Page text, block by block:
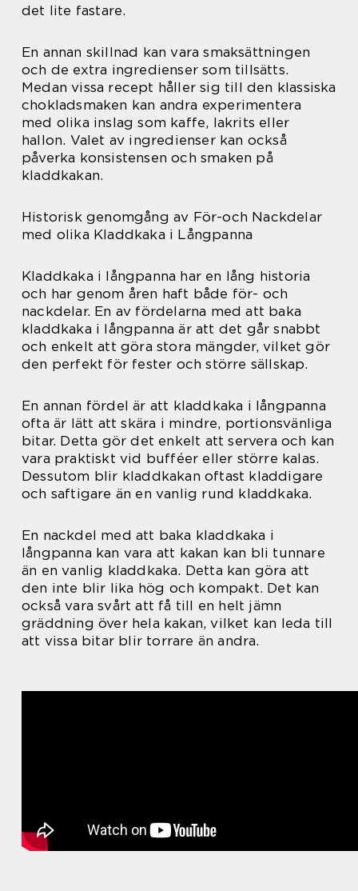
det lite fastare.
En annan skillnad kan vara smaksättningen
och de extra ingredienser som tillsätts.
Medan vissa recept håller sig till den klassiska
chokladsmaken kan andra experimentera
med olika inslag som kaffe, lakrits eller
hallon. Valet av ingredienser kan också
påverka konsistensen och smaken på
kladdkakan.
Historisk genomgång av För-och Nackdelar
med olika Kladdkaka i Långpanna
Kladdkaka i långpanna har en lång historia
och har genom åren haft både för- och
nackdelar. En av fördelarna med att baka
kladdkaka i långpanna är att det går snabbt
och enkelt att göra stora mängder, vilket gör
den perfekt för fester och större sällskap.
En annan fördel är att kladdkaka i långpanna
ofta är lätt att skära i mindre, portionsvänliga
bitar. Detta gör det enkelt att servera och kan
vara praktiskt vid bufféer eller större kalas.
Dessutom blir kladdkakan oftast kladdigare
och saftigare än en vanlig rund kladdkaka.
En nackdel med att baka kladdkaka i
långpanna kan vara att kakan kan bli tunnare
än en vanlig kladdkaka. Detta kan göra att
den inte blir lika hög och kompakt. Det kan
också vara svårt att få till en helt jämn
gräddning över hela kakan, vilket kan leda till
att vissa bitar blir torrare än andra.